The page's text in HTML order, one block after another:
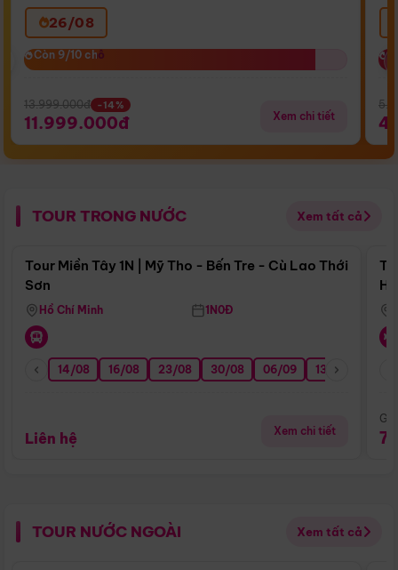
26/08
Còn 9/10 chỗ
Còn 9/10 chỗ
13.999.000đ -14%
11.999.000đ Xem chi tiết
TOUR TRONG NƯỚC Xem tất cả
Điểm nổi bật
Tour Miền Tây 1N | Mỹ Tho - Bến Tre - Cù Lao Thới
Sơn
Hồ Chí Minh 1N0Đ
14/08 16/08 23/08 30/08 06/09 13/09
Liên hệ Xem chi tiết
TOUR NƯỚC NGOÀI Xem tất cả
Điểm nổi bật